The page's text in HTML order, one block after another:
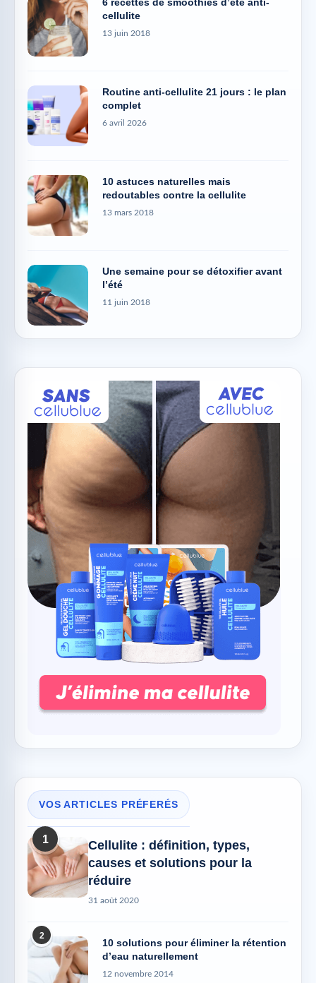
6 recettes de smoothies d’été anti-
cellulite
13 juin 2018
Routine anti-cellulite 21 jours : le plan
complet
6 avril 2026
10 astuces naturelles mais
redoutables contre la cellulite
13 mars 2018
Une semaine pour se détoxifier avant
l’été
11 juin 2018
VOS ARTICLES PRÉFERÉS
1
Cellulite : définition, types,
causes et solutions pour la
réduire
31 août 2020
2
10 solutions pour éliminer la rétention
d’eau naturellement
12 novembre 2014